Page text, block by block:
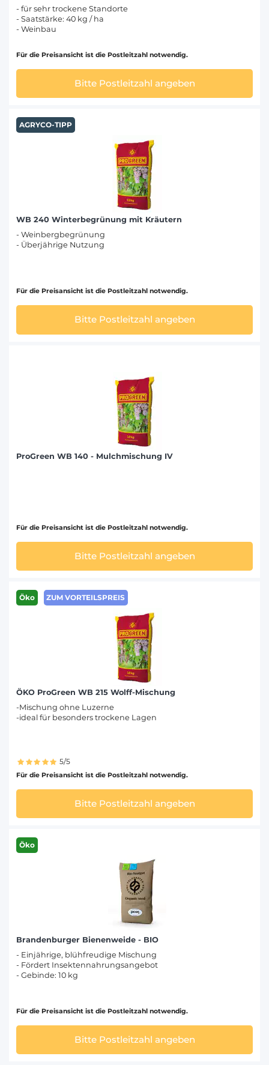
- für sehr trockene Standorte
- Saatstärke: 40 kg / ha
- Weinbau
Für die Preisansicht ist die Postleitzahl notwendig.
Bitte Postleitzahl angeben
AGRYCO-TIPP
WB 240 Winterbegrünung mit Kräutern
- Weinbergbegrünung
- Überjährige Nutzung
Für die Preisansicht ist die Postleitzahl notwendig.
Bitte Postleitzahl angeben
ProGreen WB 140 - Mulchmischung IV
Für die Preisansicht ist die Postleitzahl notwendig.
Bitte Postleitzahl angeben
Öko ZUM VORTEILSPREIS
ÖKO ProGreen WB 215 Wolff-Mischung
-Mischung ohne Luzerne
-ideal für besonders trockene Lagen
5/5
Für die Preisansicht ist die Postleitzahl notwendig.
Bitte Postleitzahl angeben
Öko
Brandenburger Bienenweide - BIO
- Einjährige, blühfreudige Mischung
- Fördert Insektennahrungsangebot
- Gebinde: 10 kg
Für die Preisansicht ist die Postleitzahl notwendig.
Bitte Postleitzahl angeben